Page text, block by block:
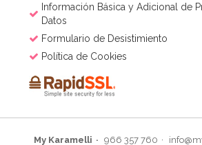
Información Básica y Adicional de
Datos
Formulario de Desistimiento
Política de Cookies
My Karamelli 966 357 760